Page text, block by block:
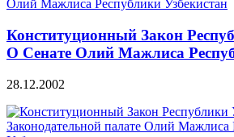
Конституционный Закон
О Сенате Олий Мажлиса
28.12.2002